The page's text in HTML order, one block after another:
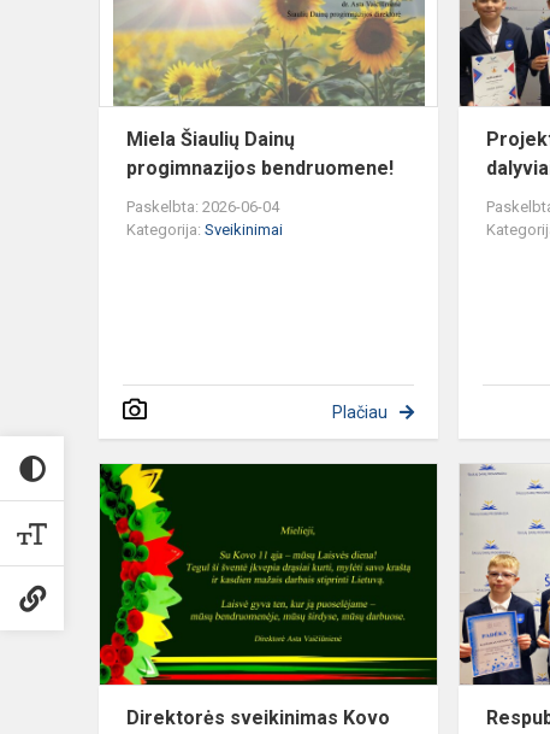
Miela Šiaulių Dainų
progimnazijos bendruomene!
Paskelbta: 2026-06-04
Kategorija: Sveikinimai
Plačiau
Direktorės
sveikinimas
Kovo
osios
proga
Direktorės sveikinimas Kovo